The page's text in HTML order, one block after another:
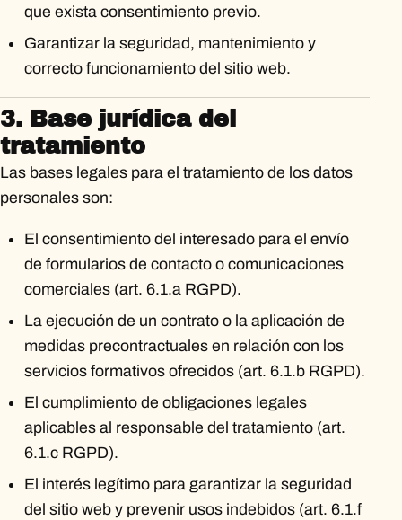
que exista consentimiento previo.
Garantizar la seguridad, mantenimiento y
correcto funcionamiento del sitio web.
3. Base jurídica del
tratamiento
Las bases legales para el tratamiento de los datos
personales son:
El consentimiento del interesado para el envío
de formularios de contacto o comunicaciones
comerciales (art. 6.1.a RGPD).
La ejecución de un contrato o la aplicación de
medidas precontractuales en relación con los
servicios formativos ofrecidos (art. 6.1.b RGPD).
El cumplimiento de obligaciones legales
aplicables al responsable del tratamiento (art.
6.1.c RGPD).
El interés legítimo para garantizar la seguridad
del sitio web y prevenir usos indebidos (art. 6.1.f